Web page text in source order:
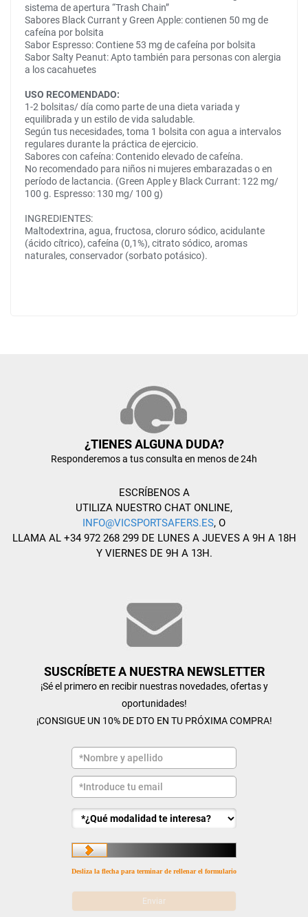
sistema de apertura “Trash Chain”
Sabores Black Currant y Green Apple: contienen 50 mg de
cafeína por bolsita
Sabor Espresso: Contiene 53 mg de cafeína por bolsita
Sabor Salty Peanut: Apto también para personas con alergia
a los cacahuetes
USO RECOMENDADO:
1-2 bolsitas/ día como parte de una dieta variada y
equilibrada y un estilo de vida saludable.
Según tus necesidades, toma 1 bolsita con agua a intervalos
regulares durante la práctica de ejercicio.
Sabores con cafeína: Contenido elevado de cafeína.
No recomendado para niños ni mujeres embarazadas o en
período de lactancia. (Green Apple y Black Currant: 122 mg/
100 g. Espresso: 130 mg/ 100 g)
INGREDIENTES:
Maltodextrina, agua, fructosa, cloruro sódico, acidulante
(ácido cítrico), cafeína (0,1%), citrato sódico, aromas
naturales, conservador (sorbato potásico).
¿TIENES ALGUNA DUDA?
Responderemos a tus consulta en menos de 24h
ESCRÍBENOS A
UTILIZA NUESTRO CHAT ONLINE,
INFO@VICSPORTSAFERS.ES, O
LLAMA AL +34 972 268 299 DE LUNES A JUEVES A 9H A 18H
Y VIERNES DE 9H A 13H.
SUSCRÍBETE A NUESTRA NEWSLETTER
¡Sé el primero en recibir nuestras novedades, ofertas y
oportunidades!
¡CONSIGUE UN 10% DE DTO EN TU PRÓXIMA COMPRA!
Desliza la flecha para terminar de rellenar el formulario